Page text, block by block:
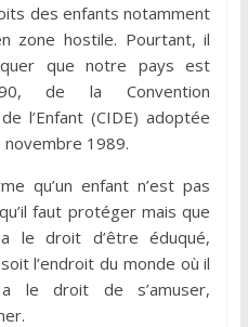
des enfants notamment
zone hostile. Pourtant, il
que notre pays est
de la Convention
l’Enfant (CIDE) adoptée
novembre 1989.
qu’un enfant n’est pas
faut protéger mais que
le droit d’être éduqué,
l’endroit du monde où il
le droit de s’amuser,